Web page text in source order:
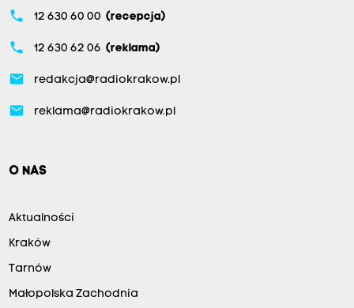
phone 12 630 60 00 (recepcja)
phone 12 630 62 06 (reklama)
email redakcja@radiokrakow.pl
email reklama@radiokrakow.pl
O NAS
Aktualności
Kraków
Tarnów
Małopolska Zachodnia